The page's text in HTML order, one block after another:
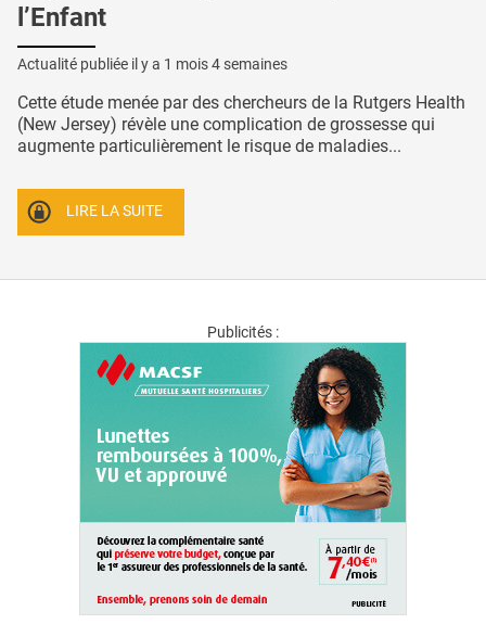
l’Enfant
Actualité publiée il y a 1 mois 4 semaines
Cette étude menée par des chercheurs de la Rutgers Health
(New Jersey) révèle une complication de grossesse qui
augmente particulièrement le risque de maladies...
LIRE LA SUITE
Publicités :